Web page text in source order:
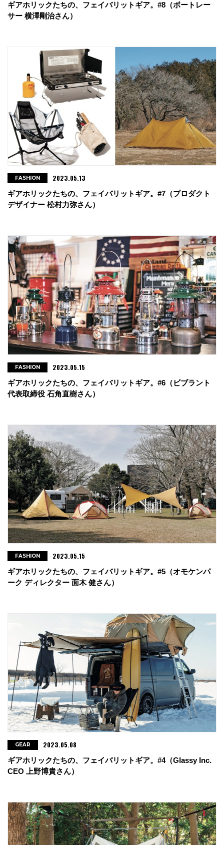
ギアホリックたちの、フェイバリットギア。#8（ボートレー
サー 横澤剛治さん）
ギアホリックたちの、フェイバリットギア。#7（プロダクト
デザイナー 松村力弥さん）
FASHION 2023.05.13
ギアホリックたちの、フェイバリットギア。#6（ビブラント
代表取締役 石角直樹さん）
FASHION 2023.05.15
ギアホリックたちの、フェイバリットギア。#5（オモケンパ
ーク ディレクター 面木 健さん）
FASHION 2023.05.15
ギアホリックたちの、フェイバリットギア。#4（Glassy Inc.
CEO 上野博貴さん）
GEAR 2023.05.08